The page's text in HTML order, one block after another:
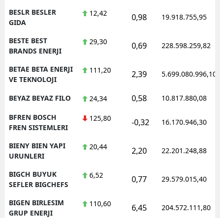
BESLR BESLER
GIDA
12,42 0,98 19.918.755,95
BESTE BEST
BRANDS ENERJI
29,30 0,69 228.598.259,82
BETAE BETA ENERJI
VE TEKNOLOJI
111,20 2,39 5.699.080.996,10
BEYAZ BEYAZ FILO 24,34 0,58 10.817.880,08
BFREN BOSCH
FREN SISTEMLERI
125,80 -0,32 16.170.946,30
BIENY BIEN YAPI
URUNLERI
20,44 2,20 22.201.248,88
BIGCH BUYUK
SEFLER BIGCHEFS
6,52 0,77 29.579.015,40
BIGEN BIRLESIM
GRUP ENERJI
110,60 6,45 204.572.111,80